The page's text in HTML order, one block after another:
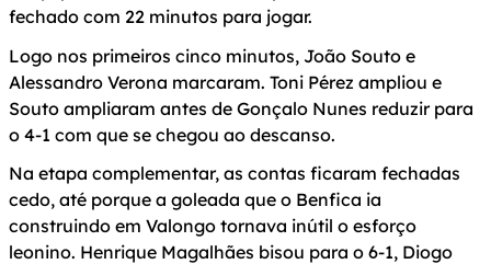
fechado com 22 minutos para jogar.
Logo nos primeiros cinco minutos, João Souto e
Alessandro Verona marcaram. Toni Pérez ampliou e
Souto ampliaram antes de Gonçalo Nunes reduzir para
o 4-1 com que se chegou ao descanso.
Na etapa complementar, as contas ficaram fechadas
cedo, até porque a goleada que o Benfica ia
construindo em Valongo tornava inútil o esforço
leonino. Henrique Magalhães bisou para o 6-1, Diogo